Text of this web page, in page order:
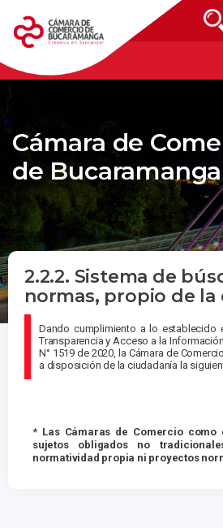
Cámara de
de Bucaramanga
2.2.2. Sistema de
normas, propio de la
Dando cumplimiento a lo establecido
Transparencia y Acceso a la
N° 1519 de 2020, la Cámara de
a disposición de la ciudadanía la
* Las Cámaras de Comercio como
sujetos obligados no
normatividad propia ni proyectos